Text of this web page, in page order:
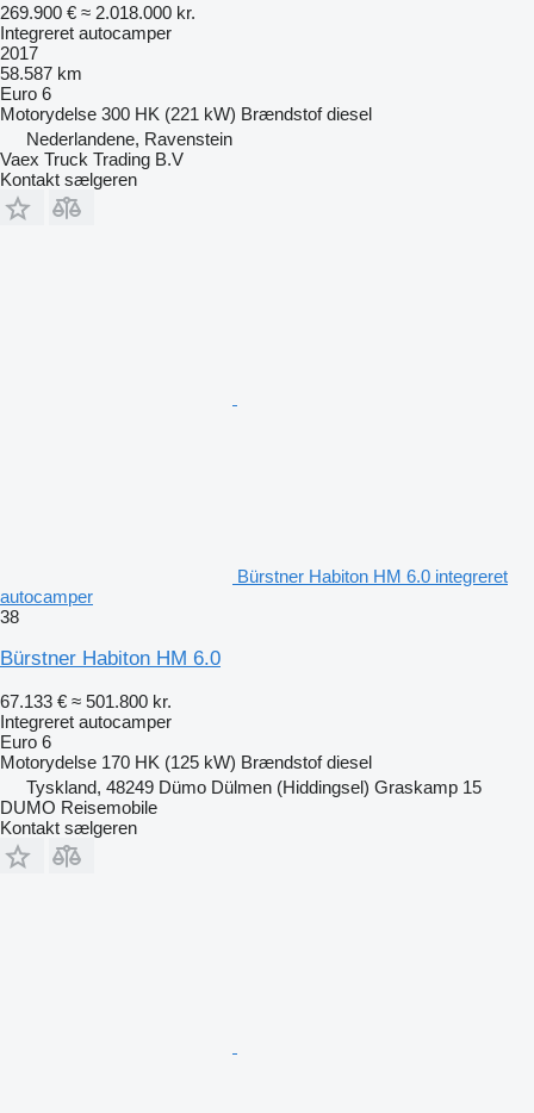
269.900 € ≈ 2.018.000 kr.
Integreret autocamper
2017
58.587 km
Euro 6
Motorydelse 300 HK (221 kW) Brændstof diesel
Nederlandene, Ravenstein
Vaex Truck Trading B.V
Kontakt sælgeren
Bürstner Habiton HM 6.0 integreret
autocamper
38
Bürstner Habiton HM 6.0
67.133 € ≈ 501.800 kr.
Integreret autocamper
Euro 6
Motorydelse 170 HK (125 kW) Brændstof diesel
Tyskland, 48249 Dümo Dülmen (Hiddingsel) Graskamp 15
DUMO Reisemobile
Kontakt sælgeren